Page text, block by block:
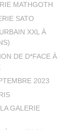
MATHGOTH
SATO
XXL À
DE D*FACE À
2023
GALERIE